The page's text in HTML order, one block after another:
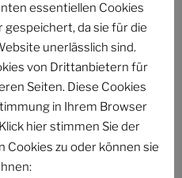
essentiellen Cookies
da sie für die
unerlässlich sind.
von Drittanbietern für
Seiten. Diese Cookies
in Ihrem Browser
hier stimmen Sie der
Cookies zu oder können sie